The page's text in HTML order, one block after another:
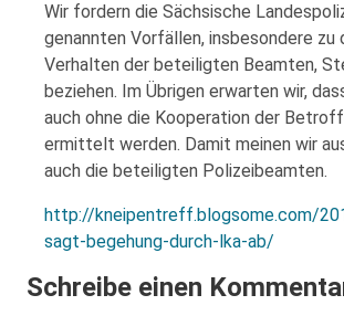
Wir fordern die Sächsische
genannten Vorfällen, insbesondere zu
Verhalten der beteiligten Beamten,
beziehen. Im Übrigen erwarten wir,
auch ohne die Kooperation der
ermittelt werden. Damit meinen wir
auch die beteiligten Polizeibeamten.
http://kneipentreff.blogsome.com/
sagt-begehung-durch-lka-ab/
Schreibe einen